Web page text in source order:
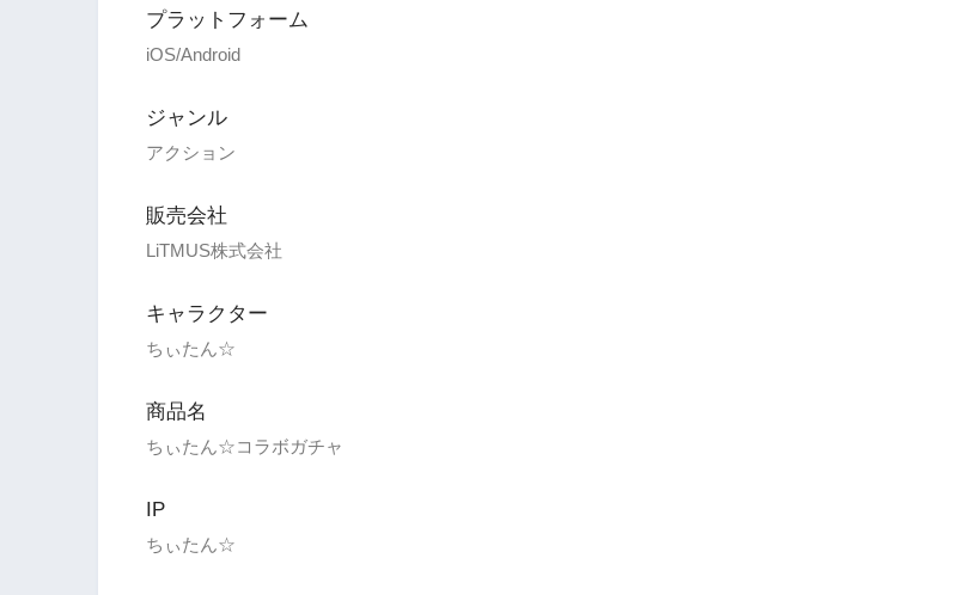
プラットフォーム
iOS/Android
ジャンル
アクション
販売会社
LiTMUS株式会社
キャラクター
ちぃたん☆
商品名
ちぃたん☆コラボガチャ
IP
ちぃたん☆